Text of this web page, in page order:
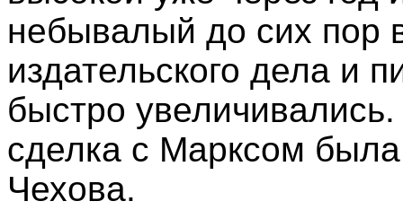
небывалый до сих пор
издательского дела и
быстро
сделка с Марксом
Чехова.